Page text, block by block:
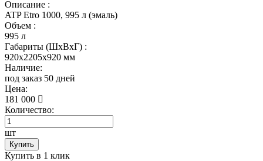
Описание :
ATP Etro 1000, 995 л (эмаль)
Объем :
995 л
Габариты (ШxВxГ) :
920x2205x920 мм
Наличие:
под заказ 50 дней
Цена:
181 000
Количество:
шт
Купить
Купить в 1 клик